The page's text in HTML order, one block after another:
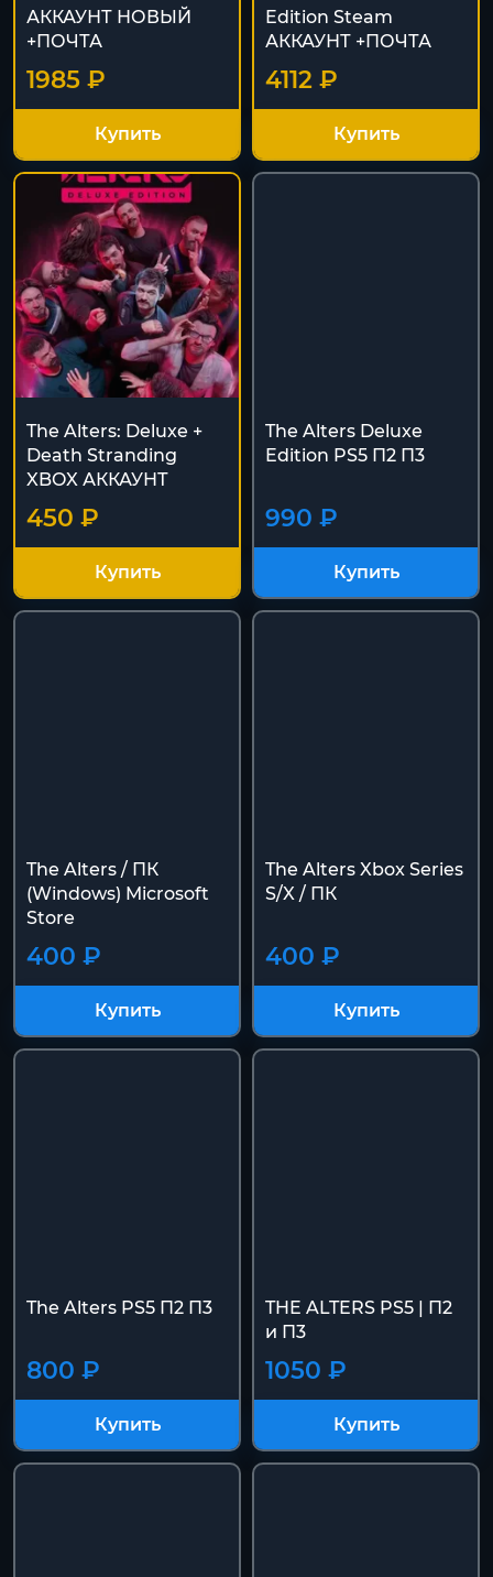
АККАУНТ НОВЫЙ
+ПОЧТА
1985 ₽
Купить
Edition Steam
АККАУНТ +ПОЧТА
4112 ₽
Купить
The Alters: Deluxe +
Death Stranding
XBOX АККАУНТ
450 ₽
Купить
The Alters Deluxe
Edition PS5 П2 П3
990 ₽
Купить
The Alters / ПК
(Windows) Microsoft
Store
400 ₽
Купить
The Alters Xbox Series
S/X / ПК
400 ₽
Купить
The Alters PS5 П2 П3
800 ₽
Купить
THE ALTERS PS5 | П2
и П3
1050 ₽
Купить